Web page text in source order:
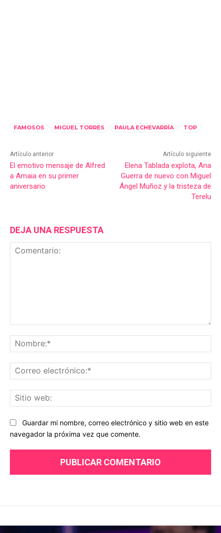
FAMOSOS MIGUEL TORRES PAULA ECHEVARRÍA TOP
Artículo anterior
El emotivo mensaje de Alfred
a Amaia en su primer
aniversario
Artículo siguiente
Elena Tablada explota, Ana
Guerra de nuevo con Miguel
Ángel Muñoz y la tristeza de
Terelu
DEJA UNA RESPUESTA
Guardar mi nombre, correo electrónico y sitio web en este
navegador la próxima vez que comente.